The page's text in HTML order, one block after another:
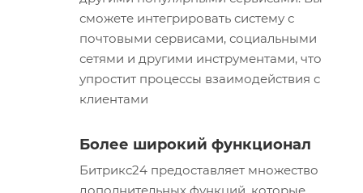
сможете интегрировать систему с
почтовыми сервисами, социальными
сетями и другими инструментами, что
упростит процессы взаимодействия с
клиентами
Более широкий функционал
Битрикс24 предоставляет множество